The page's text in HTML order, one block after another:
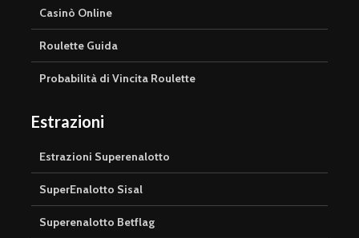
Casinò Online
Roulette Guida
Probabilità di Vincita Roulette
Estrazioni
Estrazioni Superenalotto
SuperEnalotto Sisal
Superenalotto Betflag